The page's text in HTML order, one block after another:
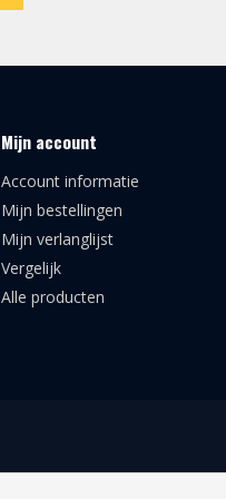
Mijn account
Account informatie
Mijn bestellingen
Mijn verlanglijst
Vergelijk
Alle producten